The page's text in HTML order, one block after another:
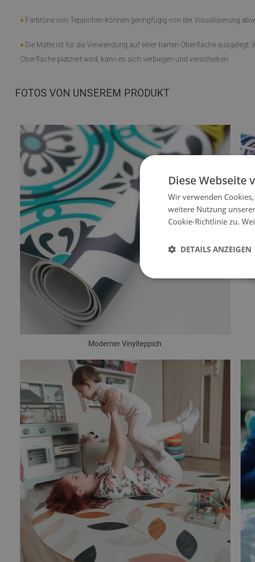
♦ Farbtöne von Teppichen können geringfügig von der Visualisierung
♦ Die Matte ist für die Verwendung auf einer harten Oberfläche ausgelegt.
Oberfläche platziert wird, kann es sich verbiegen und verschieben.
FOTOS VON UNSEREM PRODUKT
Moderner Vinylteppich
Diese Webseite
Wir verwenden
weitere Nutzung
Cookie-Richtlinie zu.
DETAILS ANZEIGEN